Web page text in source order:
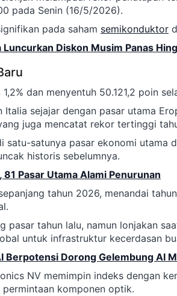
pada Senin (16/5/2026).
pada saham semikonduktor
Diskon Musim Panas
dan menyentuh 50.121,2 poin
Italia sejajar dengan pasar utama
juga mencatat rekor tertinggi
satu-satunya pasar ekonomi utama
historis sebelumnya.
81 Pasar Utama Alami Penurunan
tahun 2026, menandai
pasar tahun lalu, namun lonjakan
untuk infrastruktur kecerdasan
Berpotensi Dorong Gelembung AI
NV memimpin indeks dengan
komponen optik.